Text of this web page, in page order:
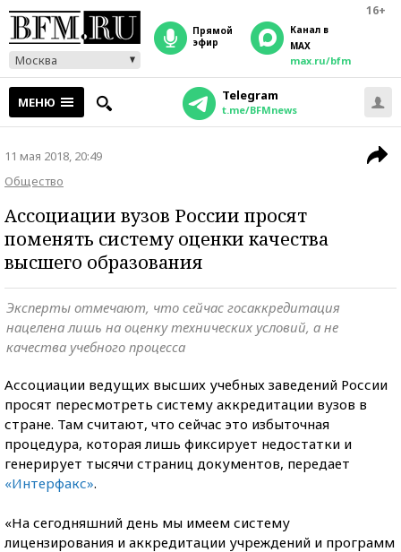
16+
Москва
прямой
эфир
Канал в
MAX
max.ru/bfm
МЕНЮ Telegram
t.me/BFMnews
11 мая 2018, 20:49
Общество
Ассоциации вузов России просят
поменять систему оценки качества
высшего образования
Эксперты отмечают, что сейчас госаккредитация
нацелена лишь на оценку технических условий, а не
качества учебного процесса
Ассоциации ведущих высших учебных заведений России
просят пересмотреть систему аккредитации вузов в
стране. Там считают, что сейчас это избыточная
процедура, которая лишь фиксирует недостатки и
генерирует тысячи страниц документов, передает
«Интерфакс».
«На сегодняшний день мы имеем систему
лицензирования и аккредитации учреждений и программ